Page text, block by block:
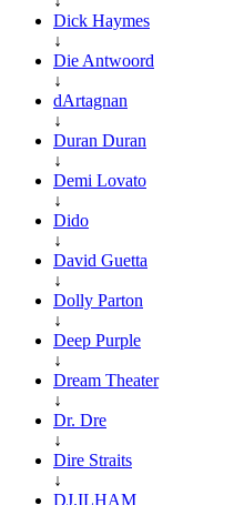
Dick Haymes
↓
Die Antwoord
↓
dArtagnan
↓
Duran Duran
↓
Demi Lovato
↓
Dido
↓
David Guetta
↓
Dolly Parton
↓
Deep Purple
↓
Dream Theater
↓
Dr. Dre
↓
Dire Straits
↓
DJ.ILHAM